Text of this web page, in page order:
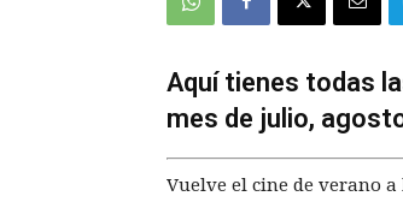
Aquí tienes todas
mes de julio,
Vuelve el cine de verano